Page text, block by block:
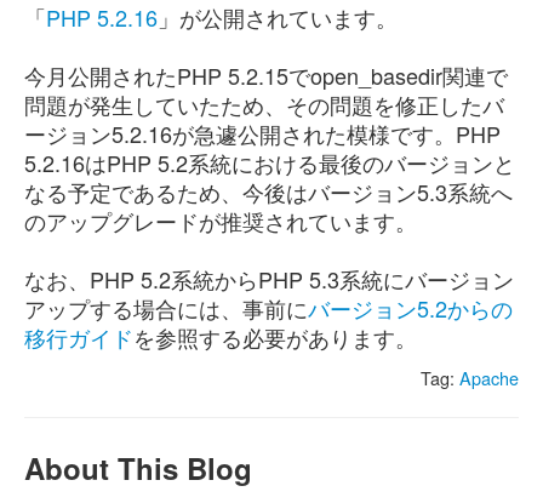
「PHP 5.2.16 」が公開されています。
今月公開されたPHP 5.2.15でopen_basedir関連で
問題が発生していたため、その問題を修正したバ
ージョン5.2.16が急遽公開された模様です。PHP
5.2.16はPHP 5.2系統における最後のバージョンと
なる予定であるため、今後はバージョン5.3系統へ
のアップグレードが推奨されています。
なお、PHP 5.2系統からPHP 5.3系統にバージョン
アップする場合には、事前にバージョン5.2からの
移行ガイドを参照する必要があります。
Tag: Apache
About This Blog